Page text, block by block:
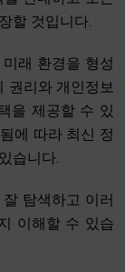
할 것입니다.
래 환경을 형성
권리와 개인정보
을 제공할 수 있
에 따라 최신 정
습니다.
탐색하고 이러
이해할 수 있습